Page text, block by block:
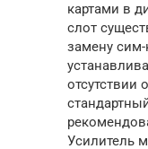
картами в
слот
замену сим-
отсутствии
Усилитель